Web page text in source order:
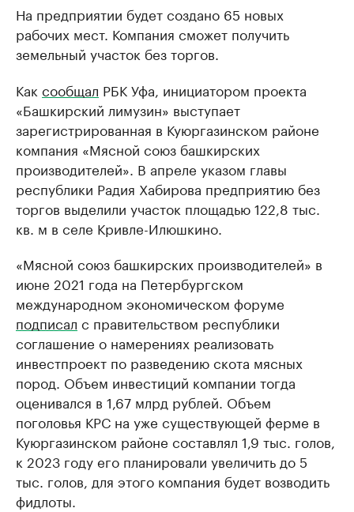
На предприятии будет создано 65 новых
рабочих мест. Компания сможет получить
земельный участок без торгов.
Как сообщал РБК Уфа, инициатором проекта
«Башкирский лимузин» выступает
зарегистрированная в Куюргазинском районе
компания «Мясной союз башкирских
производителей». В апреле указом главы
республики Радия Хабирова предприятию без
торгов выделили участок площадью 122,8 тыс.
кв. м в селе Кривле-Илюшкино.
«Мясной союз башкирских производителей» в
июне 2021 года на Петербургском
международном экономическом форуме
подписал с правительством республики
соглашение о намерениях реализовать
инвестпроект по разведению скота мясных
пород. Объем инвестиций компании тогда
оценивался в 1,67 млрд рублей. Объем
поголовья КРС на уже существующей ферме в
Куюргазинском районе составлял 1,9 тыс. голов,
к 2023 году его планировали увеличить до 5
тыс. голов, для этого компания будет возводить
фидлоты.